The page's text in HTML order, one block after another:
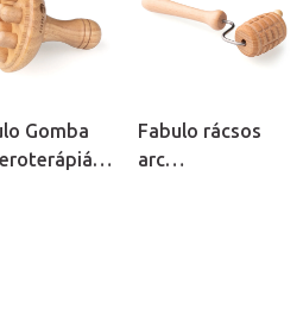
Gomba
Fabulo rácsos
arc